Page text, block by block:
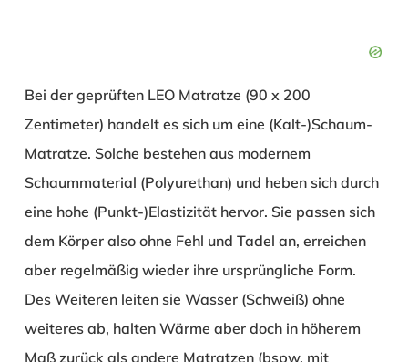
Bei der geprüften LEO Matratze (90 x 200
Zentimeter) handelt es sich um eine (Kalt-)Schaum-
Matratze. Solche bestehen aus modernem
Schaummaterial (Polyurethan) und heben sich durch
eine hohe (Punkt-)Elastizität hervor. Sie passen sich
dem Körper also ohne Fehl und Tadel an, erreichen
aber regelmäßig wieder ihre ursprüngliche Form.
Des Weiteren leiten sie Wasser (Schweiß) ohne
weiteres ab, halten Wärme aber doch in höherem
Maß zurück als andere Matratzen (bspw. mit